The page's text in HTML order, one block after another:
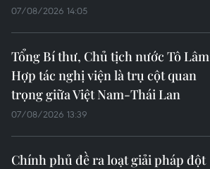
07/08/2026 14:05
Tổng Bí thư, Chủ tịch nước Tô
Hợp tác nghị viện là trụ cột quan
trọng giữa Việt Nam-Thái Lan
07/08/2026 13:39
Chính phủ đề ra loạt giải pháp đột